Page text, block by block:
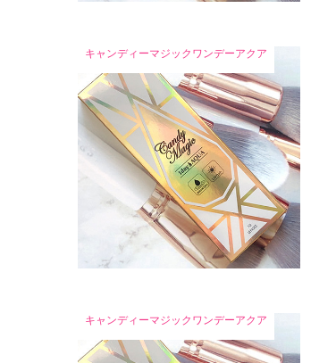
キャンディーマジックワンデーアクア
キャンディーマジックワンデーアクア